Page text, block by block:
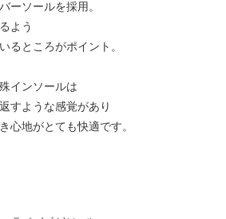
ーソールを採用。
よう
るところがポイント。
インソールは
すような感覚があり
心地がとても快適です。